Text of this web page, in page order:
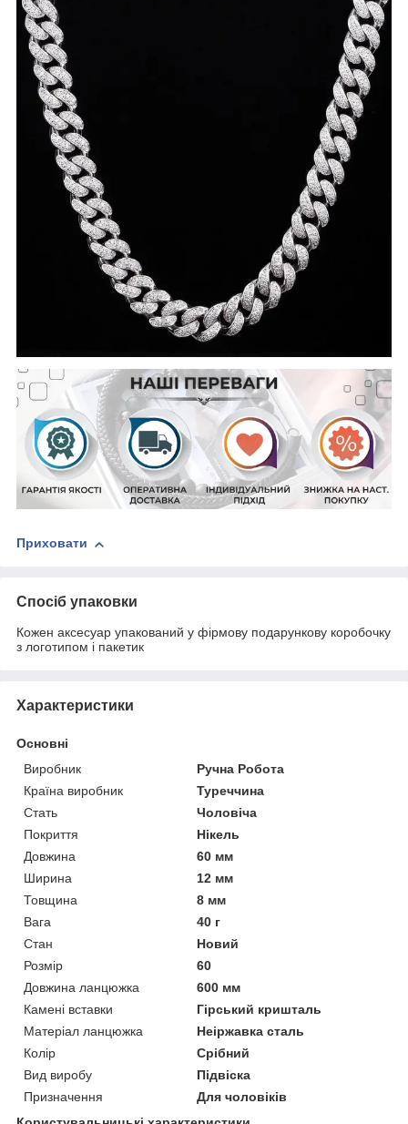
Приховати
Спосіб упаковки
Кожен аксесуар упакований у фірмову подарункову коробочку
з логотипом і пакетик
Характеристики
Основні
Виробник
Ручна Робота
Країна виробник
Туреччина
Стать
Чоловіча
Покриття
Нікель
Довжина
60 мм
Ширина
12 мм
Товщина
8 мм
Вага
40 г
Стан
Новий
Розмір
60
Довжина ланцюжка
600 мм
Камені вставки
Гірський кришталь
Матеріал ланцюжка
Неіржавка сталь
Колір
Срібний
Вид виробу
Підвіска
Призначення
Для чоловіків